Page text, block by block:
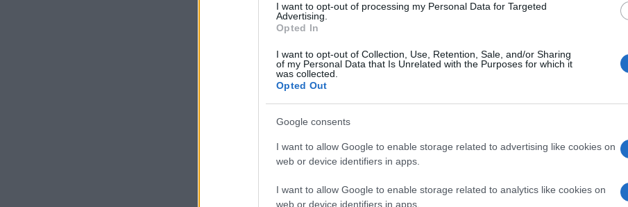
I want to opt-out of processing my Personal Data for Targeted
Advertising.
Opted In
I want to opt-out of Collection, Use, Retention, Sale, and/or Sharing
of my Personal Data that Is Unrelated with the Purposes for which it
was collected.
Opted Out
Google consents
I want to allow Google to enable storage related to advertising like cookies on
web or device identifiers in apps.
I want to allow Google to enable storage related to analytics like cookies on
web or device identifiers in apps.